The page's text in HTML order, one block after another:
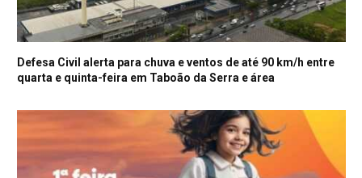
Defesa Civil alerta para chuva e ventos de até 90 km/h entre
quarta e quinta-feira em Taboão da Serra e área